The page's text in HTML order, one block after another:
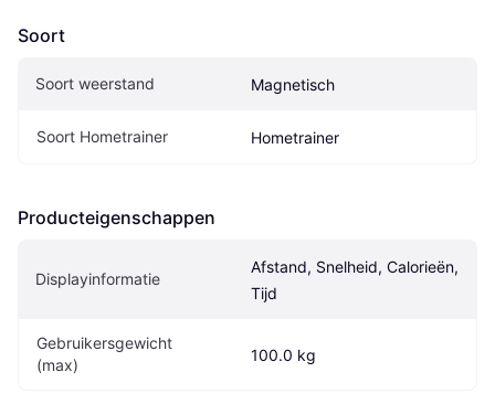
Soort
Soort weerstand Magnetisch
Soort Hometrainer Hometrainer
Producteigenschappen
Displayinformatie
Afstand, Snelheid, Calorieën,
Tijd
Gebruikersgewicht
(max)
100.0 kg